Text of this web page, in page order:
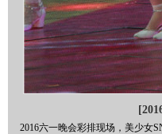
2016六一晚会彩排现场，美少女